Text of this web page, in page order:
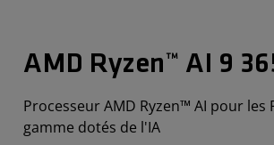
AMD Ryzen™ AI 9
Processeur AMD Ryzen™ AI pour les
gamme dotés de l'IA